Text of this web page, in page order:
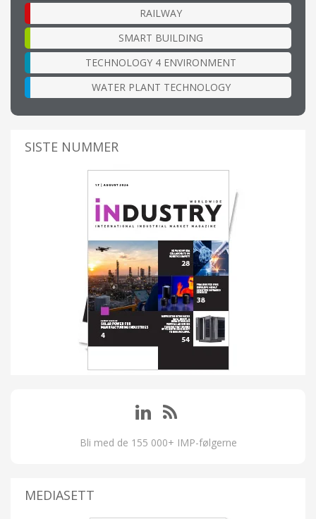
RAILWAY
SMART BUILDING
TECHNOLOGY 4 ENVIRONMENT
WATER PLANT TECHNOLOGY
SISTE NUMMER
Bli med de 155 000+ IMP-følgerne
MEDIASETT